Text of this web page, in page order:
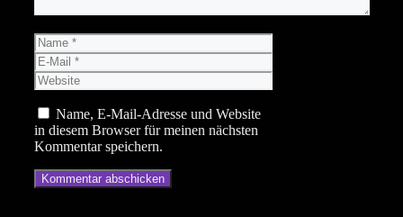
Name
E-
Mail
Website
Name, E-Mail-Adresse und Website
in diesem Browser für meinen nächsten
Kommentar speichern.